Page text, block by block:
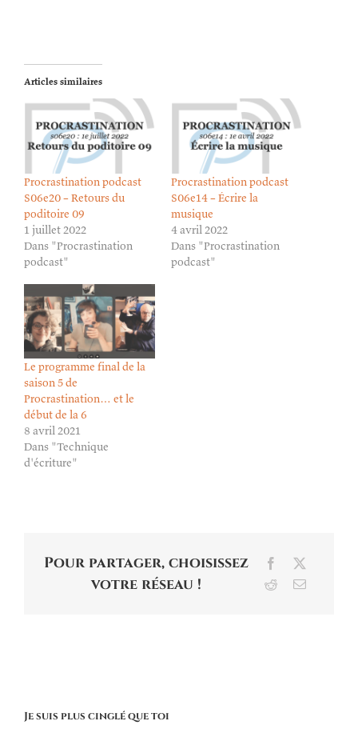
Articles similaires
Procrastination podcast
S06e20 – Retours du
poditoire 09
1 juillet 2022
Dans "Procrastination
podcast"
Procrastination podcast
S06e14 – Écrire la
musique
4 avril 2022
Dans "Procrastination
podcast"
Le programme final de la
saison 5 de
Procrastination… et le
début de la 6
8 avril 2021
Dans "Technique
d'écriture"
Pour partager, choisissez
votre réseau !
Facebook
RedditEmail
Je suis plus cinglé que toi